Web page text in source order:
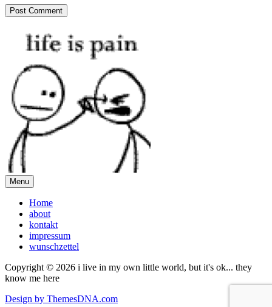
Menu
Home
about
kontakt
impressum
wunschzettel
Copyright © 2026 i live in my own little world, but it's ok... they
know me here
Design by ThemesDNA.com